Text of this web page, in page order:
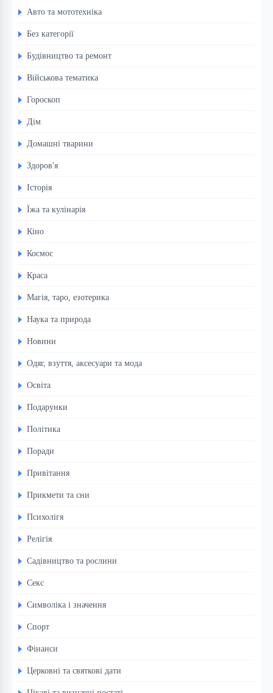
Авто та мототехніка
Без категорії
Будівництво та ремонт
Військова тематика
Гороскоп
Дім
Домашні тварини
Здоров'я
Історія
Їжа та кулінарія
Кіно
Космос
Краса
Магія, таро, езотерика
Наука та природа
Новини
Одяг, взуття, аксесуари та мода
Освіта
Подарунки
Політика
Поради
Привітання
Прикмети та сни
Психолігя
Релігія
Садівництво та рослини
Секс
Символіка і значення
Спорт
Фінанси
Церковні та святкові дати